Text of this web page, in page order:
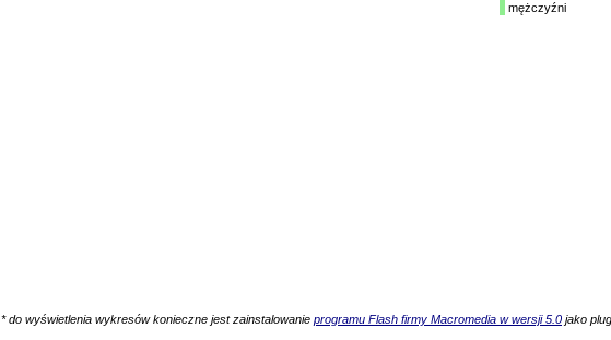
mężczyźni
* do wyświetlenia wykresów konieczne jest zainstalowanie programu Flash firmy Macromedia w wersji 5.0 jako